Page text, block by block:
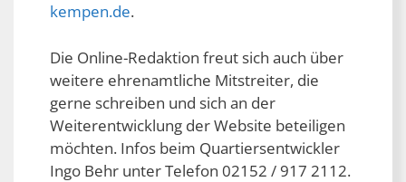
kempen.de.
Die Online-Redaktion freut sich auch über
weitere ehrenamtliche Mitstreiter, die
gerne schreiben und sich an der
Weiterentwicklung der Website beteiligen
möchten. Infos beim Quartiersentwickler
Ingo Behr unter Telefon 02152 / 917 2112.